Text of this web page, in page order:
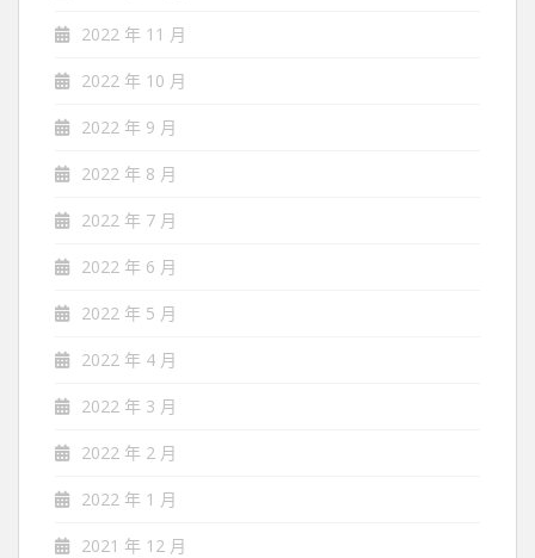
2022 年 11 月
2022 年 10 月
2022 年 9 月
2022 年 8 月
2022 年 7 月
2022 年 6 月
2022 年 5 月
2022 年 4 月
2022 年 3 月
2022 年 2 月
2022 年 1 月
2021 年 12 月